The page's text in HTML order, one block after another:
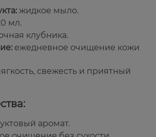
жидкое мыло.
мл.
клубника.
ежедневное очищение кожи
свежесть и приятный
аромат.